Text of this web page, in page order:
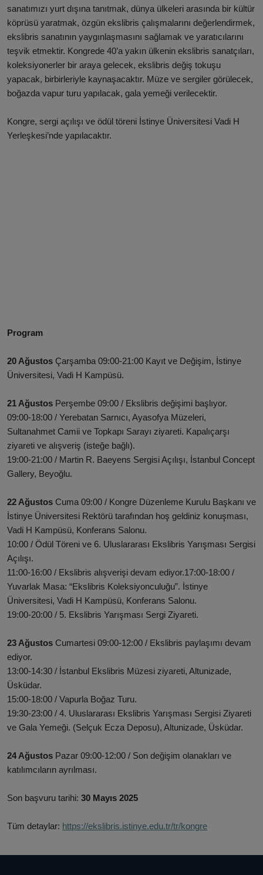
sanatımızı yurt dışına tanıtmak, dünya ülkeleri arasında bir kültür
köprüsü yaratmak, özgün ekslibris çalışmalarını değerlendirmek,
ekslibris sanatının yaygınlaşmasını sağlamak ve yaratıcılarını
teşvik etmektir. Kongrede 40’a yakın ülkenin ekslibris sanatçıları,
koleksiyonerler bir araya gelecek, ekslibris değiş tokuşu
yapacak, birbirleriyle kaynaşacaktır. Müze ve sergiler görülecek,
boğazda vapur turu yapılacak, gala yemeği verilecektir.
Kongre, sergi açılışı ve ödül töreni İstinye Üniversitesi Vadi H
Yerleşkesi’nde yapılacaktır.
Program
20 Ağustos Çarşamba 09:00-21:00 Kayıt ve Değişim, İstinye
Üniversitesi, Vadi H Kampüsü.
21 Ağustos Perşembe 09:00 / Ekslibris değişimi başlıyor.
09:00-18:00 / Yerebatan Sarnıcı, Ayasofya Müzeleri,
Sultanahmet Camii ve Topkapı Sarayı ziyareti. Kapalıçarşı
ziyareti ve alışveriş (isteğe bağlı).
19:00-21:00 / Martin R. Baeyens Sergisi Açılışı, İstanbul Concept
Gallery, Beyoğlu.
22 Ağustos Cuma 09:00 / Kongre Düzenleme Kurulu Başkanı ve
İstinye Üniversitesi Rektörü tarafından hoş geldiniz konuşması,
Vadi H Kampüsü, Konferans Salonu.
10:00 / Ödül Töreni ve 6. Uluslararası Ekslibris Yarışması Sergisi
Açılışı.
11:00-16:00 / Ekslibris alışverişi devam ediyor.17:00-18:00 /
Yuvarlak Masa: “Ekslibris Koleksiyonculuğu”. İstinye
Üniversitesi, Vadi H Kampüsü, Konferans Salonu.
19:00-20:00 / 5. Ekslibris Yarışması Sergi Ziyareti.
23 Ağustos Cumartesi 09:00-12:00 / Ekslibris paylaşımı devam
ediyor.
13:00-14:30 / İstanbul Ekslibris Müzesi ziyareti, Altunizade,
Üsküdar.
15:00-18:00 / Vapurla Boğaz Turu.
19:30-23:00 / 4. Uluslararası Ekslibris Yarışması Sergisi Ziyareti
ve Gala Yemeği. (Selçuk Ecza Deposu), Altunizade, Üsküdar.
24 Ağustos Pazar 09:00-12:00 / Son değişim olanakları ve
katılımcıların ayrılması.
Son başvuru tarihi: 30 Mayıs 2025
Tüm detaylar: https://ekslibris.istinye.edu.tr/tr/kongre